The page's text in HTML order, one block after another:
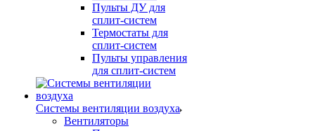
Пульты ДУ для
сплит-систем
Термостаты для
сплит-систем
Пульты управления
для сплит-систем
Системы вентиляции воздуха
Вентиляторы